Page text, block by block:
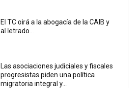
El TC oirá a la abogacía de la CAIB y
al letrado...
Las asociaciones judiciales y fiscales
progresistas piden una política
migratoria integral y...